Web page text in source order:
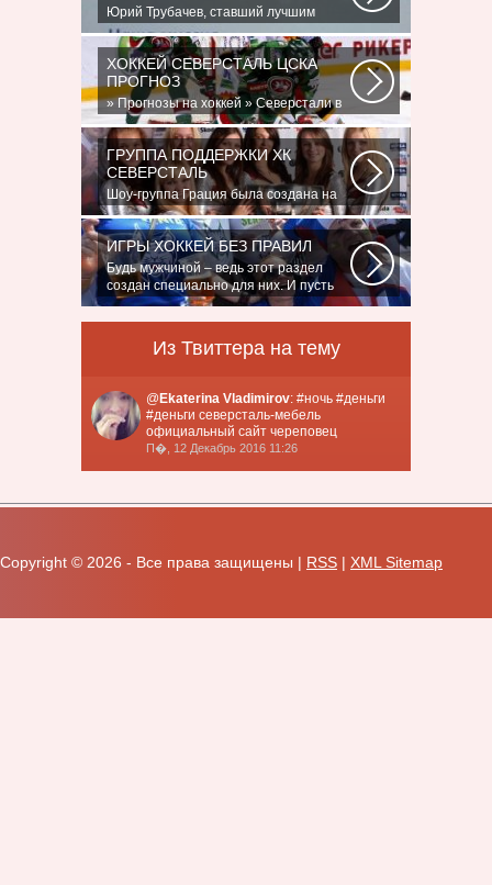
Юрий Трубачев, ставший лучшим
игроком в составе 28 ноября, 02:52
Команде...
ХОККЕЙ СЕВЕРСТАЛЬ ЦСКА
ПРОГНОЗ
» Прогнозы на хоккей » Северстали в
последнее время крупно не везет.
Коллектив...
ГРУППА ПОДДЕРЖКИ ХК
СЕВЕРСТАЛЬ
Шоу-группа Грация была создана на
базе ярославского шейпинг-центра
для...
ИГРЫ ХОККЕЙ БЕЗ ПРАВИЛ
Будь мужчиной – ведь этот раздел
создан специально для них. И пусть
злопыхатели...
Из Твиттера на тему
@ Ekaterina Vladimirov: #ночь #деньги
#деньги северсталь-мебель
официальный сайт череповец
П�, 12 Декабрь 2016 11:26
Copyright © 2026 - Все права защищены | RSS | XML Sitemap